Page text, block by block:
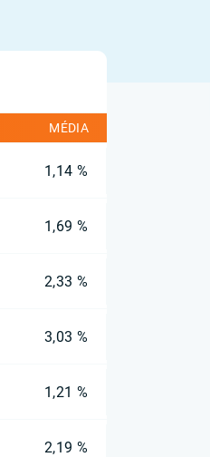
MÉDIA
1,14 %
1,69 %
2,33 %
3,03 %
1,21 %
2,19 %